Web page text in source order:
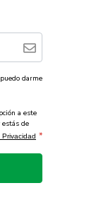
darme
a este
de
*